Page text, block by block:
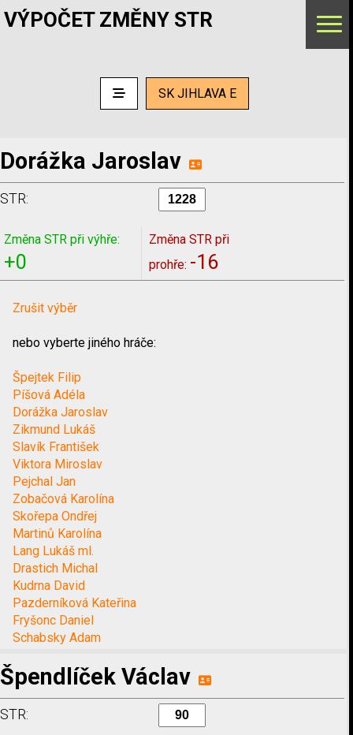
VÝPOČET ZMĚNY STR
SK JIHLAVA E
Dorážka Jaroslav
STR:
Změna STR při výhře:
+0
Změna STR při
prohře: -16
Zrušit výběr
nebo vyberte jiného hráče:
Špejtek Filip
Píšová Adéla
Dorážka Jaroslav
Zikmund Lukáš
Slavík František
Viktora Miroslav
Pejchal Jan
Zobačová Karolína
Skořepa Ondřej
Martinů Karolína
Lang Lukáš ml.
Drastich Michal
Kudrna David
Pazderníková Kateřina
Fryšonc Daniel
Schabsky Adam
Špendlíček Václav
STR: